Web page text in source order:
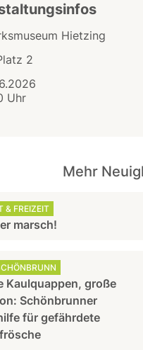
Hietzing
2
Uhr
Mehr
& FREIZEIT
marsch!
Kaulquappen, große
Schönbrunner
für gefährdete